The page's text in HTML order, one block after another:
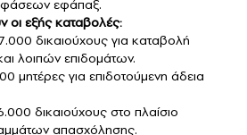
εφάπαξ.
οι εξής καταβολές:
δικαιούχους για καταβολή
λοιπών επιδομάτων.
μητέρες για επιδοτούμενη άδεια
δικαιούχους στο πλαίσιο
απασχόλησης.